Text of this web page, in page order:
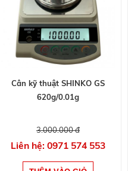
Cân kỹ thuật SHINKO GS
620g/0.01g
3.000.000 đ
Liên hệ: 0971 574 553